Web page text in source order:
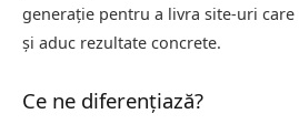
generație pentru a livra site-uri
și aduc rezultate concrete.
Ce ne diferențiază?